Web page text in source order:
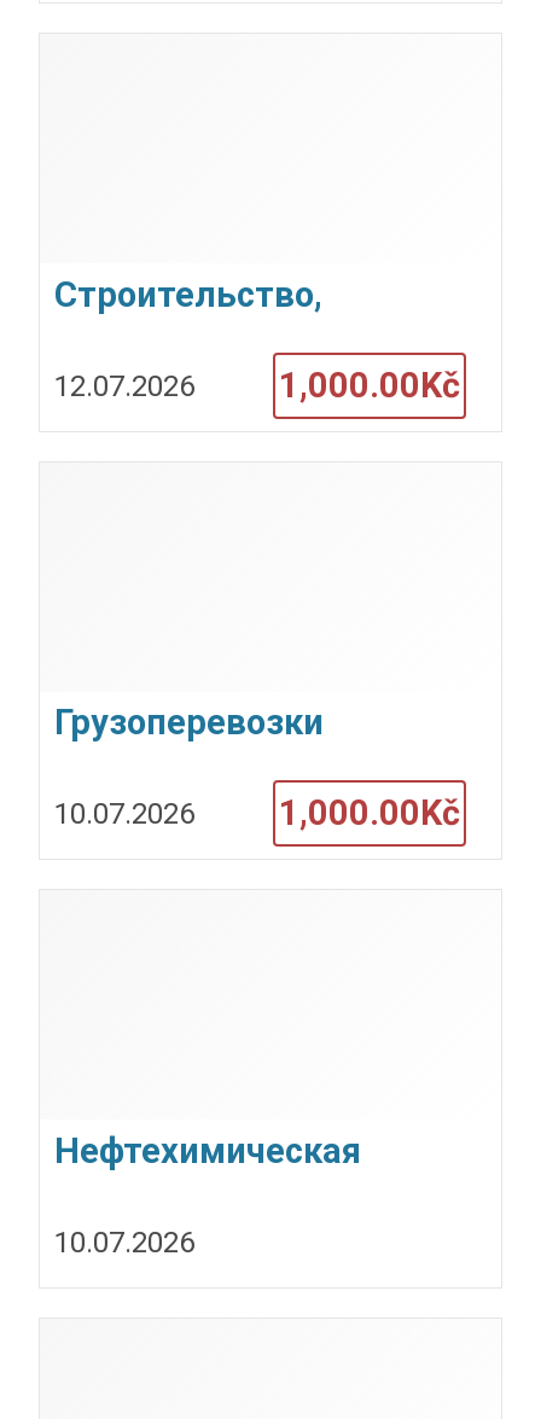
корма
Строительство,
проектирование и
ремонт под ключ в
Чехии — BIOHITECH s.r.o.
12.07.2026 1,000.00Kč
Грузоперевозки
Переезды 24/7
10.07.2026 1,000.00Kč
Нефтехимическая
оптом
10.07.2026